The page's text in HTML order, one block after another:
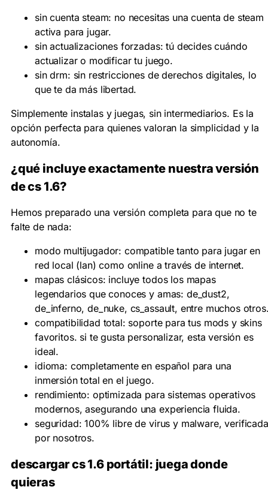
sin cuenta steam: no necesitas una cuenta de steam
activa para jugar.
sin actualizaciones forzadas: tú decides cuándo
actualizar o modificar tu juego.
sin drm: sin restricciones de derechos digitales, lo
que te da más libertad.
Simplemente instalas y juegas, sin intermediarios. Es la
opción perfecta para quienes valoran la simplicidad y la
autonomía.
¿qué incluye exactamente nuestra versión
de cs 1.6?
Hemos preparado una versión completa para que no te
falte de nada:
modo multijugador: compatible tanto para jugar en
red local (lan) como onlinea través de internet.
mapas clásicos: incluye todos los mapas
legendarios que conoces y amas: de_dust2,
de_inferno, de_nuke, cs_assault, entre muchos
compatibilidad total: soporte para tus mods y skins
favoritos. si te gusta personalizar, esta versión es
ideal.
idioma: completamente enespañol para una
inmersión total en el juego.
rendimiento: optimizada para sistemas operativos
modernos, asegurando una experiencia fluida.
seguridad: 100% libre de virus y malware, verificada
por nosotros.
descargar cs 1.6 portátil: juega donde
quieras